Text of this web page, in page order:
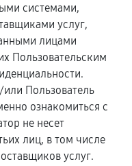
системами,
услуг,
лицами
Пользовательским
Пользователь
ознакомиться с
не несет
лиц, в том числе
услуг.